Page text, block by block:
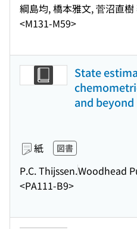
綱島均, 橋本雅文, 菅沼直樹
<M131-M59>
State
and beyond
紙 図書
P.C. Thijssen.Woodhead
<PA111-B9>